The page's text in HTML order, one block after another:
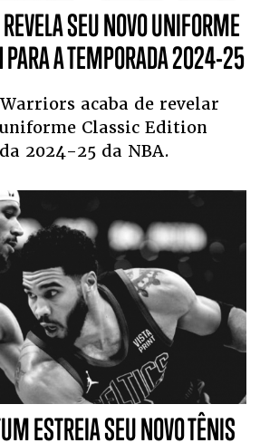
SEU NOVO UNIFORME
PARA A TEMPORADA 2024-25
acaba de revelar
Classic Edition
2024-25 da NBA.
ESTREIA SEU NOVO TÊNIS